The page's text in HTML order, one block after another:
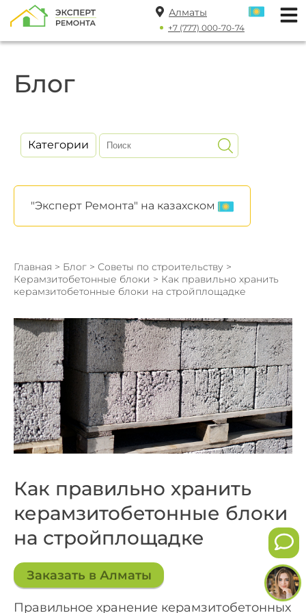
Алматы
+7 (777) 000-70-74
Блог
Категории
"Эксперт Ремонта" на казахском
Главная > Блог > Советы по строительству >
Керамзитобетонные блоки > Как правильно хранить
керамзитобетонные блоки на стройплощадке
Как правильно хранить
керамзитобетонные блоки
на стройплощадке
Заказать в Алматы
Правильное хранение керамзитобетонных